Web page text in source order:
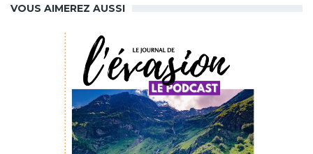
VOUS AIMEREZ AUSSI